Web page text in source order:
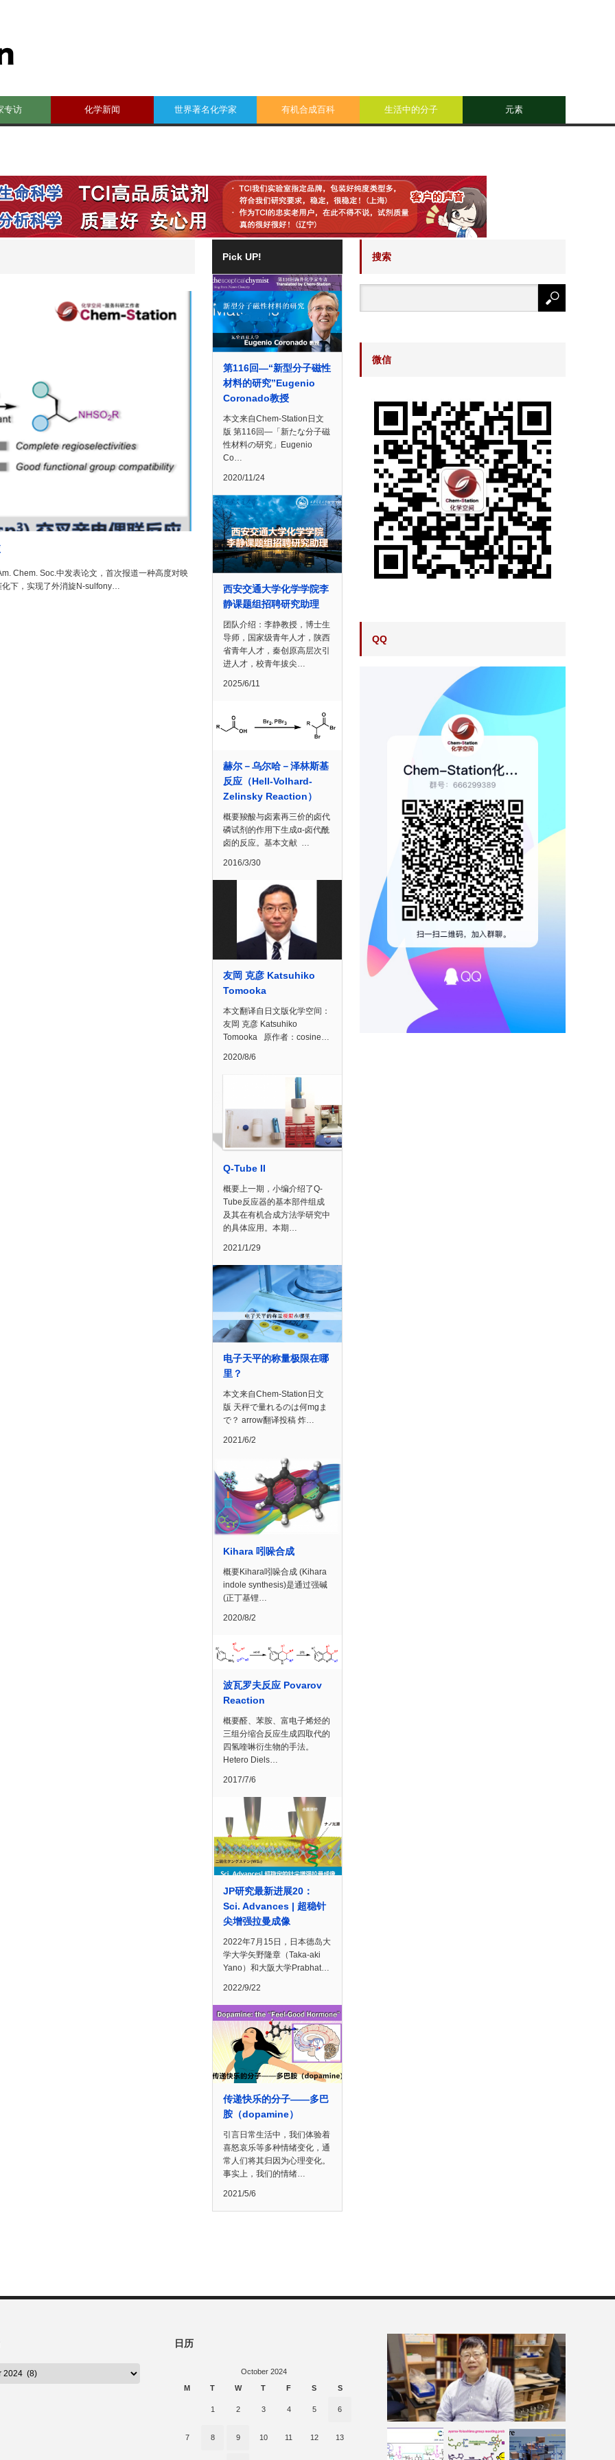
专访 化学新闻 世界著名化学家 有机合成百科 生活中的分子 元素
Chem. Soc.中发表论文，首次报道一种高度对映
化下，实现了外消旋N-sulfony…
Pick UP!
第116回—“新型分子磁性
材料的研究”Eugenio
Coronado教授
本文来自Chem-Station日文
版 第116回―「新たな分子磁
性材料の研究」Eugenio
Co…
2020/11/24
西安交通大学化学学院李
静课题组招聘研究助理
团队介绍：李静教授，博士生
导师，国家级青年人才，陕西
省青年人才，秦创原高层次引
进人才，校青年拔尖…
2025/6/11
赫尔－乌尔哈－泽林斯基
反应（Hell-Volhard-
Zelinsky Reaction）
概要羧酸与卤素再三价的卤代
磷试剂的作用下生成α-卤代酰
卤的反应。基本文献 …
2016/3/30
友岡 克彦 Katsuhiko
Tomooka
本文翻译自日文版化学空间：
友岡 克彦 Katsuhiko
Tomooka 原作者：cosine…
2020/8/6
Q-Tube II
概要上一期，小编介绍了Q-
Tube反应器的基本部件组成
及其在有机合成方法学研究中
的具体应用。本期…
2021/1/29
电子天平的称量极限在哪
里？
本文来自Chem-Station日文
版 天秤で量れるのは何mgま
で？ arrow翻译投稿 炸…
2021/6/2
Kihara 吲哚合成
概要Kihara吲哚合成 (Kihara
indole synthesis)是通过强碱
(正丁基锂…
2020/8/2
波瓦罗夫反应 Povarov
Reaction
概要醛、苯胺、富电子烯烃的
三组分缩合反应生成四取代的
四氢喹啉衍生物的手法。
Hetero Diels…
2017/7/6
JP研究最新进展20：
Sci. Advances | 超稳针
尖增强拉曼成像
2022年7月15日，日本德岛大
学大学矢野隆章（Taka-aki
Yano）和大阪大学Prabhat…
2022/9/22
传递快乐的分子——多巴
胺（dopamine）
引言日常生活中，我们体验着
喜怒哀乐等多种情绪变化，通
常人们将其归因为心理变化。
事实上，我们的情绪…
2021/5/6
搜索
微信
QQ
日历
October 2024
M
T W T F S S
1 2 3 4 5 6
7 8 9 10 11 12 13